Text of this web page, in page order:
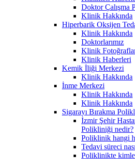
Doktor Çalışma
Klinik Hakkında
Hiperbarik Oksijen
Klinik Hakkında
Doktorlarımız
Klinik
Klinik Haberleri
Kemik İliği Merkezi
Klinik Hakkında
İnme Merkezi
Klinik Hakkında
Klinik Hakkında
Sigarayı Bırakma
İzmir Şehir
Polikliniği nedir?
Poliklinik hangi
Tedavi süreci
Poliklinikte